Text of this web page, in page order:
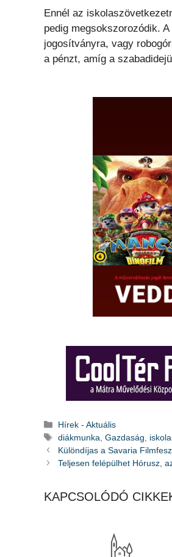
Ennél az
pedig megsokszorozódik.
jogosítványra, vagy
a pénzt, amíg a
Kategória
Hírek - Aktuális
Címkék
diákmunka ,Gazdaság
Különdíjas a Savaria
Teljesen felépülhet Hórusz,
KAPCSOLÓDÓ